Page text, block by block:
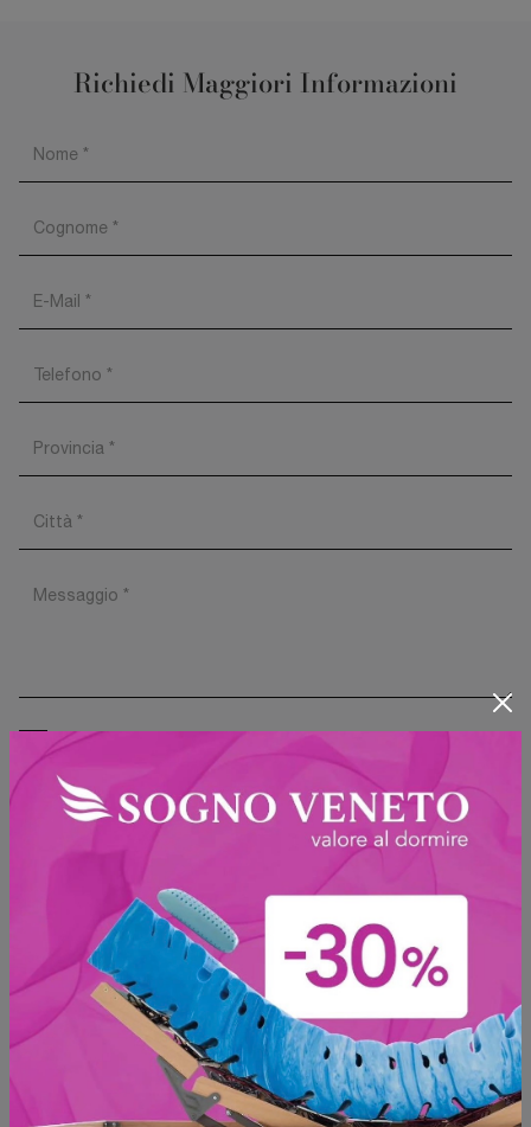
Sfoglia i cataloghi
Richiedi Maggiori Informazioni
Ho preso visione della Privacy Policy
Invia